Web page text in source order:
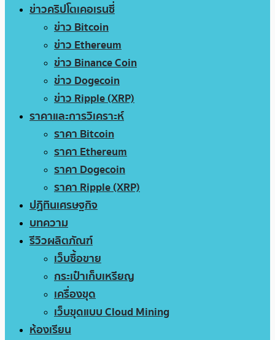
ข่าวคริปโตเคอเรนซี่
ข่าว Bitcoin
ข่าว Ethereum
ข่าว Binance Coin
ข่าว Dogecoin
ข่าว Ripple (XRP)
ราคาและการวิเคราะห์
ราคา Bitcoin
ราคา Ethereum
ราคา Dogecoin
ราคา Ripple (XRP)
ปฏิทินเศรษฐกิจ
บทความ
รีวิวผลิตภัณฑ์
เว็บซื้อขาย
กระเป๋าเก็บเหรียญ
เครื่องขุด
เว็บขุดแบบ Cloud Mining
ห้องเรียน